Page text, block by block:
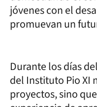
jóvenes con el
promuevan un
Durante los días
del Instituto Pio XI
proyectos, sino